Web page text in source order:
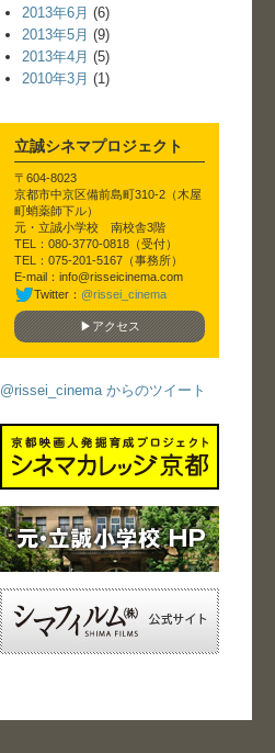
2013年6月 (6)
2013年5月 (9)
2013年4月 (5)
2010年3月 (1)
立誠シネマプロジェクト
〒604-8023
京都市中京区備前島町310-2（木屋
町蛸薬師下ル）
元・立誠小学校 南校舎3階
TEL：080-3770-0818（受付）
TEL：075-201-5167（事務所）
E-mail：info@risseicinema.com
Twitter： @rissei_cinema
▶アクセス
@rissei_cinema からのツイート